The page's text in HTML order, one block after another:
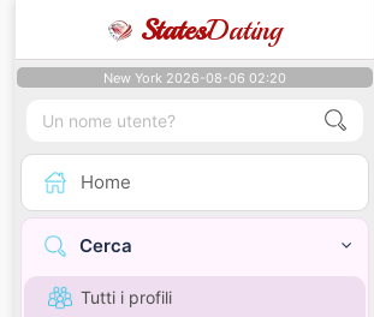
StatesDating
New York 2026-08-06 02:20
Home
Cerca
Tutti i profili